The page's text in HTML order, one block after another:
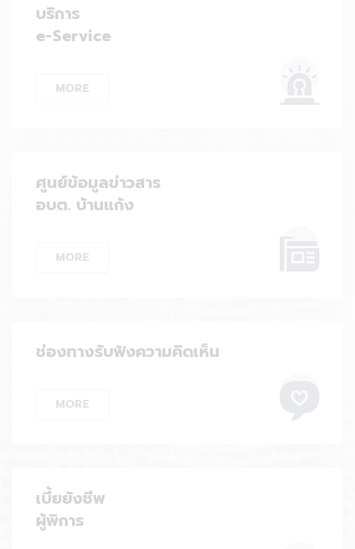
บริการ
e-Service
MORE
ศูนย์ข้อมูลข่าวสาร
อบต. บ้านแก้ง
MORE
ช่องทางรับฟังความคิดเห็น
MORE
เบี้ยยังชีพ
ผู้พิการ